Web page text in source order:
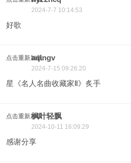
2024-7-7 10:14:53
好歌
点击重新加载aqingv
2024-7-15 09:26:20
星《名人名曲收藏家Ⅱ》炙手
点击重新加载枫叶轻飘
2024-10-11 16:09:29
感谢分享